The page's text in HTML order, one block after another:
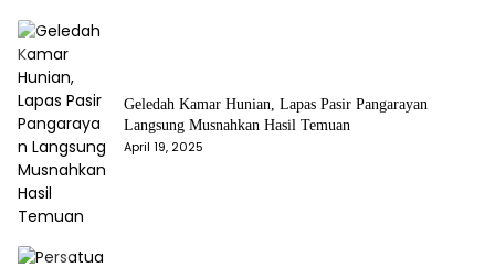
Geledah Kamar Hunian, Lapas Pasir Pangarayan
Langsung Musnahkan Hasil Temuan
April 19, 2025